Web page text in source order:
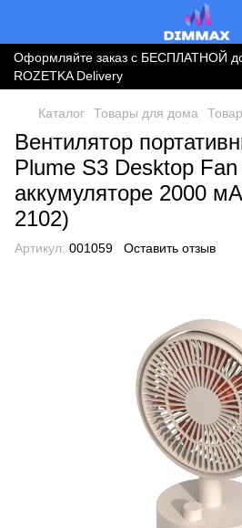
Оформляйте заказ с БЕСПЛАТНОЙ
ROZETKA Delivery
Каталог Товары для дома
Вентилятор
Plume S3 Desktop
аккумуляторе 2000
2102)
Артикул: 001059 Оставить отзыв